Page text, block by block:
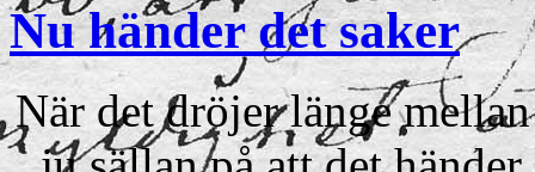
Nu händer det saker
När det dröjer länge